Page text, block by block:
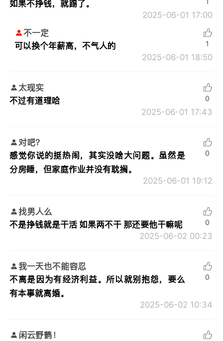
如果不挣钱，就踢了。
2025-06-01 17:00
不一定
可以换个年薪高，不气人的
2025-06-01 18:50
1
太现实
不过有道理哈
2025-06-01 17:43
0
对吧？
感觉你说的挺热闹，其实没啥大问题。虽然是
分房睡，但家庭作业并没有耽搁。
2025-06-01 19:12
0
找男人么
不是挣钱就是干活 如果两不干 那还要他干嘛呢
2025-06-02 00:23
0
我一天也不能容忍
不离是因为有经济利益。所以就别抱怨，要么
有本事就离婚。
2025-06-02 10:34
0
闲云野鹤！